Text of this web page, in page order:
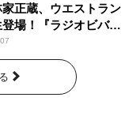
正蔵、ウエストラン
登場！『ラジオビバリ